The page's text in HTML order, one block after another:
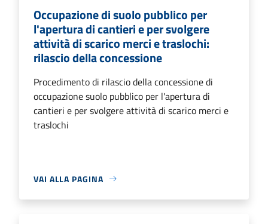
Occupazione di suolo pubblico per
l'apertura di cantieri e per svolgere
attività di scarico merci e traslochi:
rilascio della concessione
Procedimento di rilascio della concessione di
occupazione suolo pubblico per l'apertura di
cantieri e per svolgere attività di scarico merci e
traslochi
VAI ALLA PAGINA